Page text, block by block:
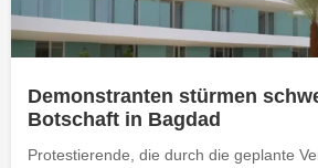
Demonstranten stürmen
Botschaft in Bagdad
Protestierende, die durch die geplante